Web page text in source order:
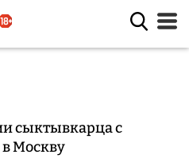
сыктывкарца с
Москву